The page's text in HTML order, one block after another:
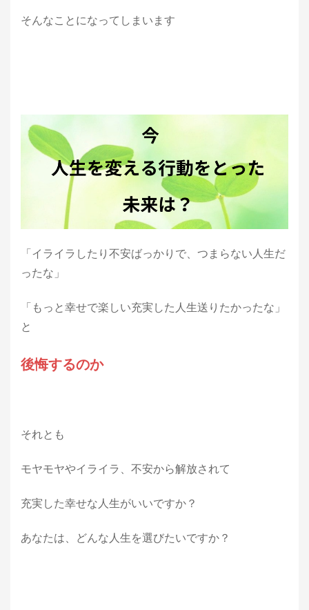
そんなことになってしまいます
「イライラしたり不安ばっかりで、つまらない人生だ
ったな」
「もっと幸せで楽しい充実した人生送りたかったな」
と
後悔するのか
それとも
モヤモヤやイライラ、不安から解放されて
充実した幸せな人生がいいですか？
あなたは、どんな人生を選びたいですか？